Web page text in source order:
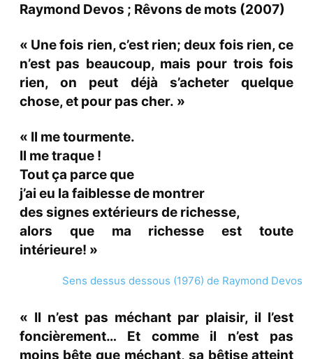
Raymond Devos ; Rêvons de mots (2007)
« Une fois rien, c’est rien; deux fois rien, ce
n’est pas beaucoup, mais pour trois fois
rien, on peut déjà s’acheter quelque
chose, et pour pas cher. »
« Il me tourmente.
Il me traque !
Tout ça parce que
j’ai eu la faiblesse de montrer
des signes extérieurs de richesse,
alors que ma richesse est toute
intérieure! »
Sens dessus dessous (1976) de Raymond Devos
« Il n’est pas méchant par plaisir, il l’est
foncièrement… Et comme il n’est pas
moins bête que méchant, sa bêtise atteint